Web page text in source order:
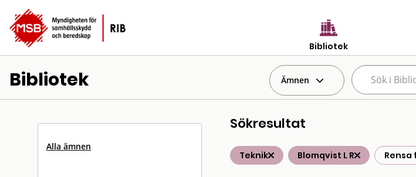
Bibliotek
Bibliotek Ämnen
Alla ämnen
Sökresultat
Teknik Blomqvist L R